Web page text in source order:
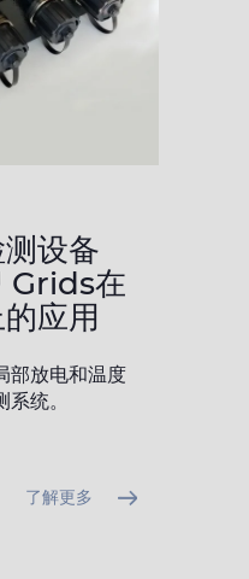
设备
在
应用
部放电和温度
统。
了解更多